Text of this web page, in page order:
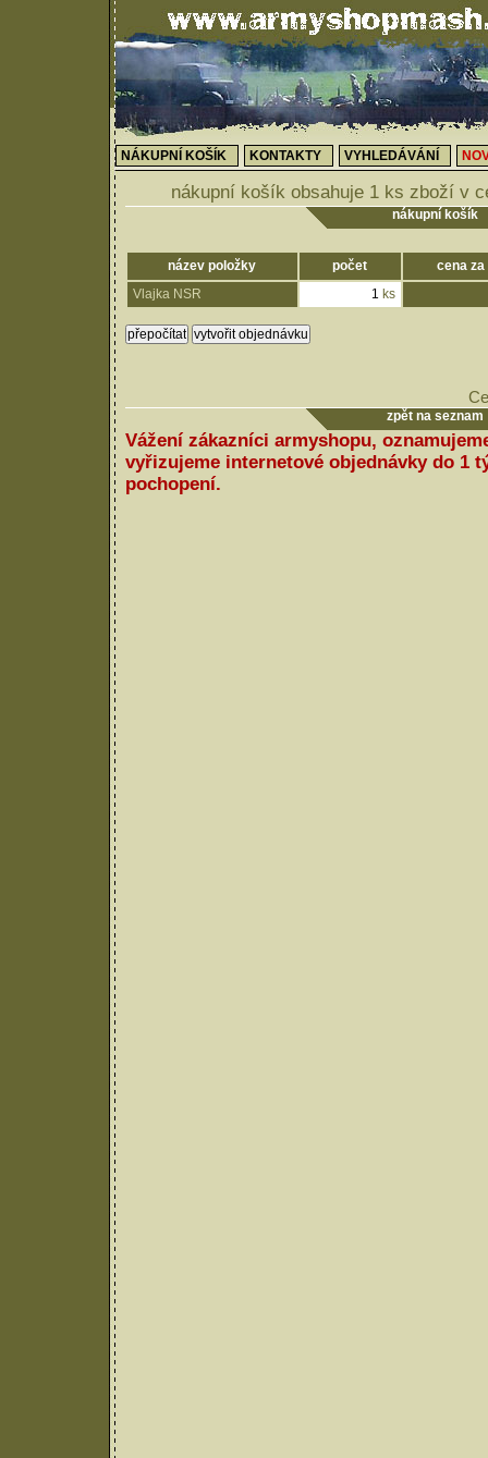
NÁKUPNÍ KOŠÍK KONTAKTY VYHLEDÁVÁNÍ
nákupní košík obsahuje 1 ks zboží v
nákupní košík
název položky počet
cena za
Vlajka NSR
ks
zpět na seznam
Vážení zákazníci armyshopu,
vyřizujeme internetové objednávky do 1
pochopení.